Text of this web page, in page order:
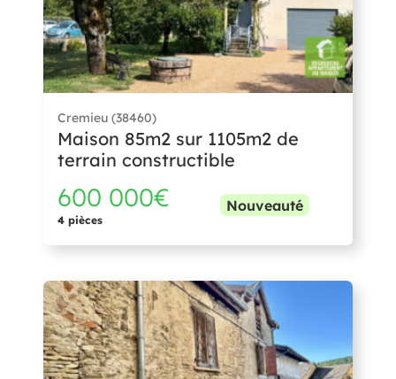
Cremieu (38460)
Maison 85m2 sur 1105m2 de
terrain constructible
600 000€
4 pièces
Nouveauté